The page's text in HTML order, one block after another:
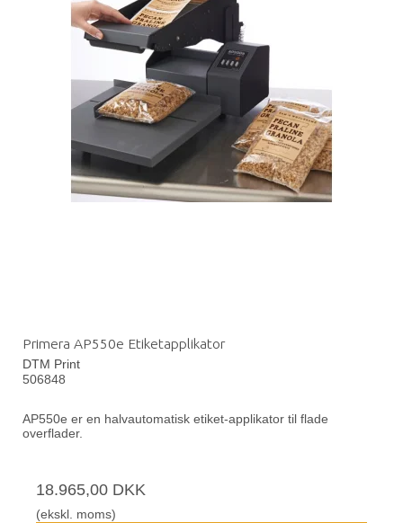
Primera AP550e Etiketapplikator
DTM Print
506848
AP550e er en halvautomatisk etiket-applikator til flade
overflader.
18.965,00 DKK
(ekskl. moms)